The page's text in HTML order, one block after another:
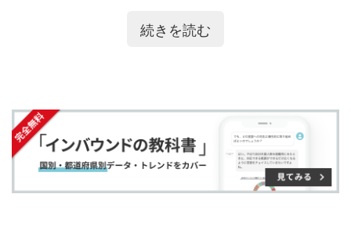
ー
追
加
訪れる外国人の国籍は多岐にわたり、
人気の観光地としては、養老渓谷の
紅葉や
原ぞうの国の動物体験が挙げられ、自然
と触れ合う
体験が特に評価されています。
続きを読む